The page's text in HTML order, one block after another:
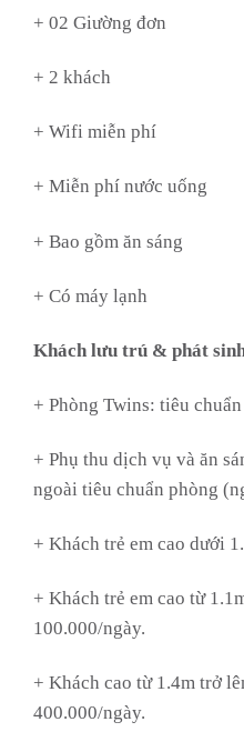
+ 02 Giường đơn
+ 2 khách
+ Wifi miễn phí
+ Miễn phí nước uống
+ Bao gồm ăn sáng
+ Có máy lạnh
Khách lưu trú & phát
+ Phòng Twins: tiêu
+ Phụ thu dịch vụ và ăn
ngoài tiêu chuẩn phòng
+ Khách trẻ em cao dưới
+ Khách trẻ em cao từ
100.000/ngày.
+ Khách cao từ 1.4m trở
400.000/ngày.